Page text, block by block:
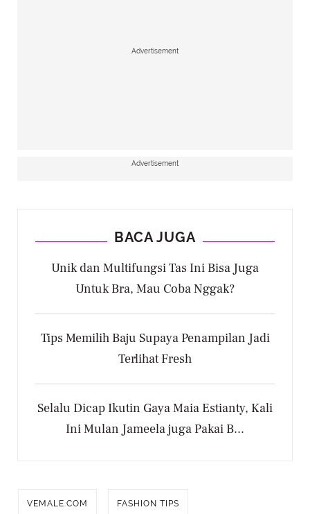
Advertisement
Advertisement
BACA JUGA
Unik dan Multifungsi Tas Ini Bisa Juga
Untuk Bra, Mau Coba Nggak?
Tips Memilih Baju Supaya Penampilan Jadi
Terlihat Fresh
Selalu Dicap Ikutin Gaya Maia Estianty, Kali
Ini Mulan Jameela juga Pakai B...
VEMALE.COM FASHION TIPS